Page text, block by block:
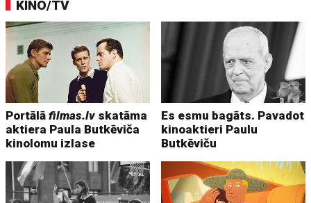
KINO/TV
Portālāfilmas.lv skatāma
aktiera Paula Butkēviča
kinolomu izlase
Es esmu bagāts. Pavadot
kinoaktieri Paulu
Butkēviču